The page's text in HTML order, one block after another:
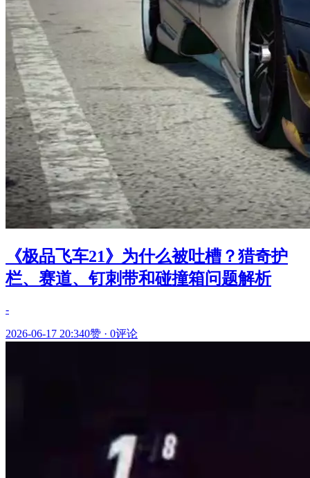
《极品飞车21》为什么被吐槽？猎奇护
栏、赛道、钉刺带和碰撞箱问题解析
-
2026-06-17 20:340赞 · 0评论